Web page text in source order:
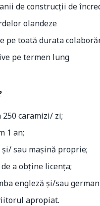
de construcții de
olandeze
pe toată durata
pe termen lung
caramizi/ zi;
1 an;
și/ sau mașină proprie;
a obține licența;
engleză și/sau
apropiat.